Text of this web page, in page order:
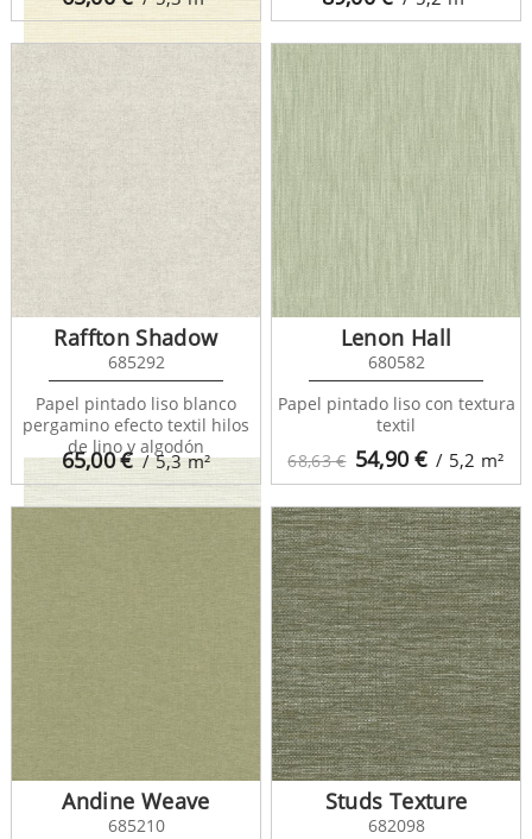
Graham Hall 679777
Graham Hall 679778
65,00€ / 5,3m²
Raffton Shadow
685292
Papel pintado liso blanco
pergamino efecto textil hilos
de lino y algodón
68,63 € 54,90€ / 5,2 m²
Lenon Hall
680582
Papel pintado liso con textura
textil
Andine Weave
685210
Studs Texture
682098